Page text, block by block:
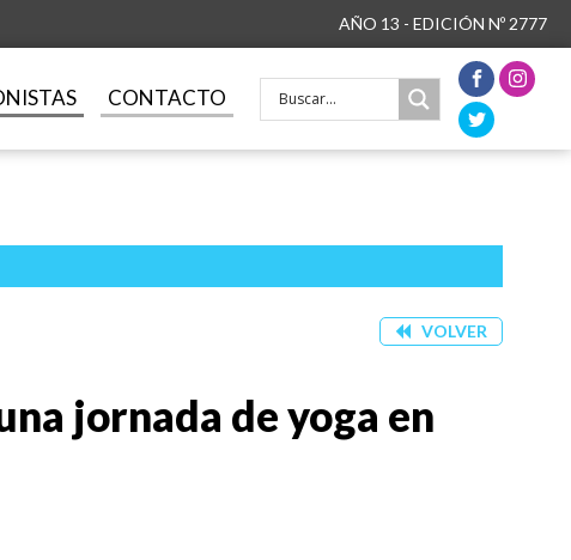
AÑO 13 - EDICIÓN Nº 2777
CONTACTO
VOLVER
jornada de yoga en